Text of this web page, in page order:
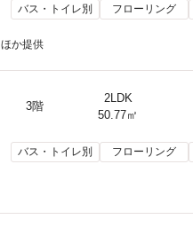
バス・トイレ別 フローリング
ほか提供
3階
2LDK
50.77㎡
バス・トイレ別 フローリング